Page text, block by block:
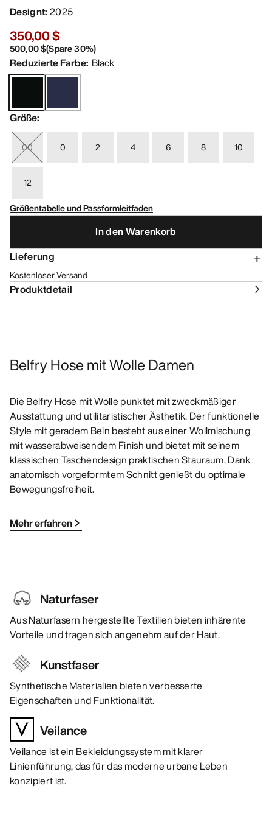
Designt: 2025
350,00 $
500,00 $(Spare30%)
Reduzierte Farbe: Black
Größe:
00 0 2 4 6 8 10
12
Größentabelle und Passformleitfaden
In den Warenkorb
Lieferung
Kostenloser Versand
Produktdetail
Belfry Hose mit Wolle Damen
Die Belfry Hose mit Wolle punktet mit zweckmäßiger
Ausstattung und utilitaristischer Ästhetik. Der funktionelle
Style mit geradem Bein besteht aus einer Wollmischung
mit wasserabweisendem Finish und bietet mit seinem
klassischen Taschendesign praktischen Stauraum. Dank
anatomisch vorgeformtem Schnitt genießt du optimale
Bewegungsfreiheit.
Mehr erfahren
Naturfaser
Aus Naturfasern hergestellte Textilien bieten inhärente
Vorteile und tragen sich angenehm auf der Haut.
Kunstfaser
Synthetische Materialien bieten verbesserte
Eigenschaften und Funktionalität.
Veilance
Veilance ist ein Bekleidungssystem mit klarer
Linienführung, das für das moderne urbane Leben
konzipiert ist.